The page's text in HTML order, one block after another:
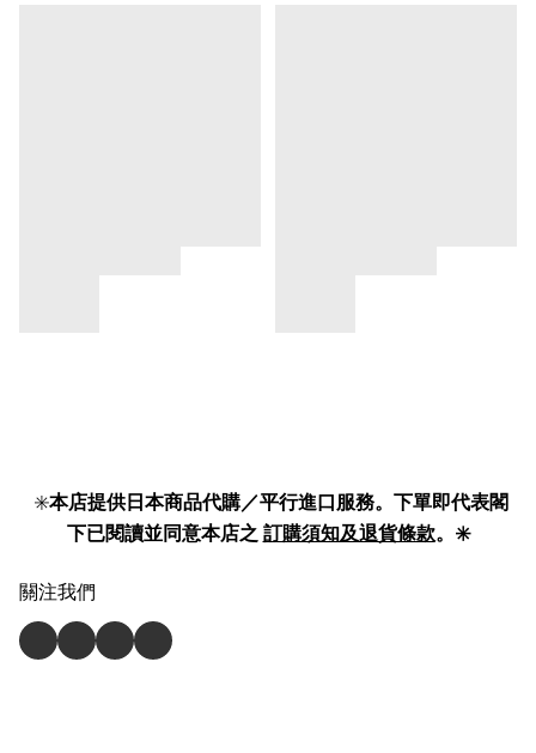
✳️本店提供日本商品代購／平行進口服務。下單即代表閣
下已閱讀並同意本店之 訂購須知及退貨條款。✳️
關注我們